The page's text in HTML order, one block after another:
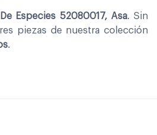
Especies 52080017, Asa. Sin
piezas de nuestra colección
.